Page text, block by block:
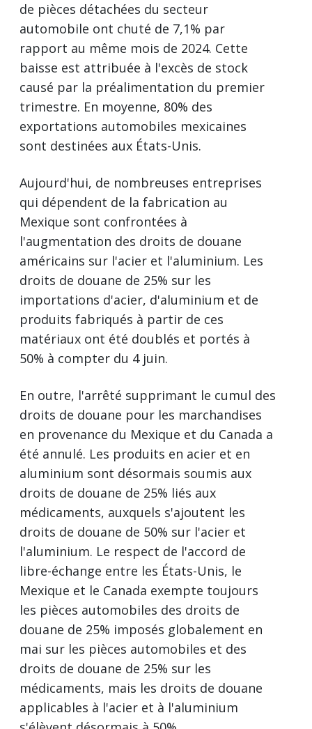
de pièces détachées du secteur
automobile ont chuté de 7,1% par
rapport au même mois de 2024. Cette
baisse est attribuée à l'excès de stock
causé par la préalimentation du premier
trimestre. En moyenne, 80% des
exportations automobiles mexicaines
sont destinées aux États-Unis.
Aujourd'hui, de nombreuses entreprises
qui dépendent de la fabrication au
Mexique sont confrontées à
l'augmentation des droits de douane
américains sur l'acier et l'aluminium. Les
droits de douane de 25% sur les
importations d'acier, d'aluminium et de
produits fabriqués à partir de ces
matériaux ont été doublés et portés à
50% à compter du 4 juin.
En outre, l'arrêté supprimant le cumul des
droits de douane pour les marchandises
en provenance du Mexique et du Canada a
été annulé. Les produits en acier et en
aluminium sont désormais soumis aux
droits de douane de 25% liés aux
médicaments, auxquels s'ajoutent les
droits de douane de 50% sur l'acier et
l'aluminium. Le respect de l'accord de
libre-échange entre les États-Unis, le
Mexique et le Canada exempte toujours
les pièces automobiles des droits de
douane de 25% imposés globalement en
mai sur les pièces automobiles et des
droits de douane de 25% sur les
médicaments, mais les droits de douane
applicables à l'acier et à l'aluminium